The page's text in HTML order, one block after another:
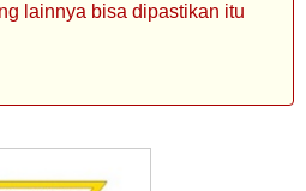
lainnya bisa dipastikan itu